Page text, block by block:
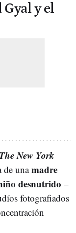
y el
The New York
de unamadre
desnutrido –
fotografiados